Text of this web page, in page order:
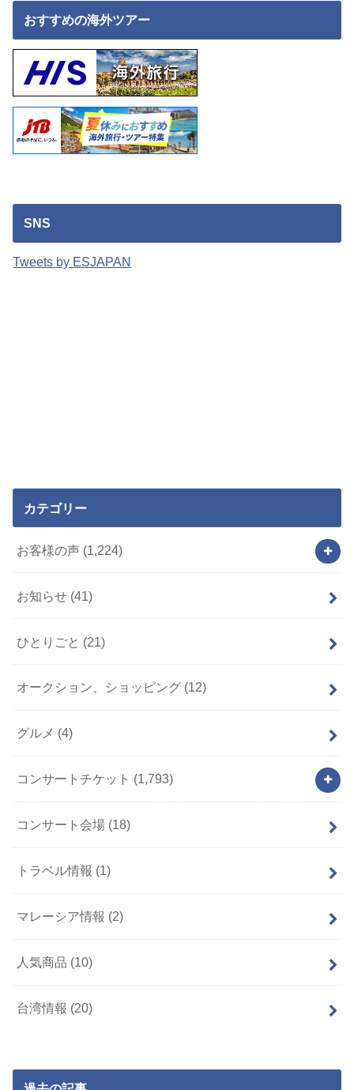
おすすめの海外ツアー
SNS
Tweets by ESJAPAN
カテゴリー
お客様の声 (1,224)
お知らせ (41)
ひとりごと (21)
オークション、ショッピング (12)
グルメ (4)
コンサートチケット (1,793)
コンサート会場 (18)
トラベル情報 (1)
マレーシア情報 (2)
人気商品 (10)
台湾情報 (20)